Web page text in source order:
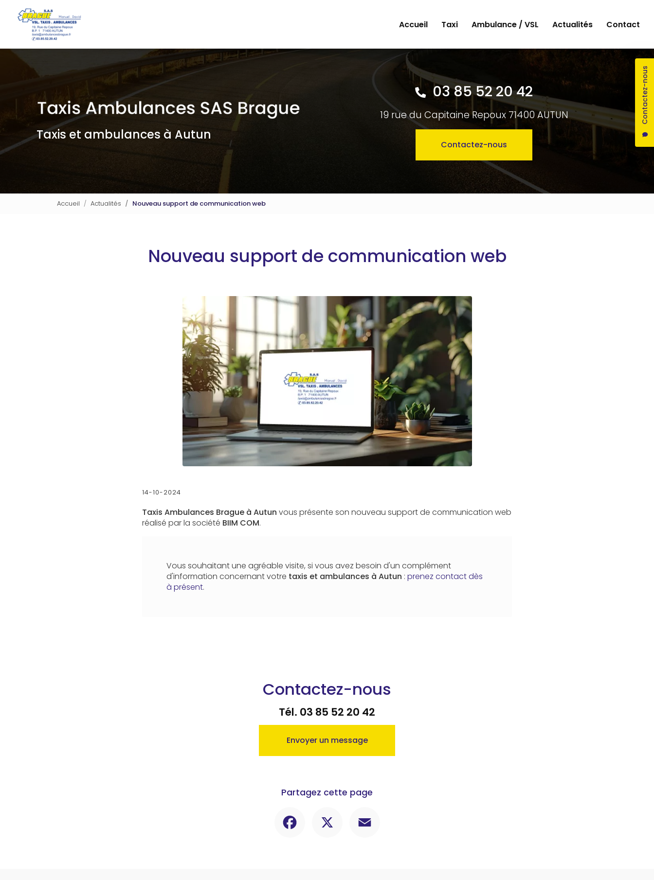
contenu
principal
Contactez-nous
Accueil
Taxi Ambulance / VSL Actualités Contact
Taxis et ambulances à Autun
03 85 52 20 42
19 rue du Capitaine Repoux 71400 AUTUN
Contactez-nous
Accueil Actualités Nouveau support de communication web
Nouveau support de communication web
14-10-2024
Taxis Ambulances Brague à Autun vous présente son nouveau support de communication web
réalisé par la société BIIM COM.
Vous souhaitant une agréable visite, si vous avez besoin d'un complément
d'information concernant votre taxis et ambulances à Autun : prenez contact dès
à présent.
Contactez-nous
Tél. 03 85 52 20 42
Envoyer un message
Partagez cette page